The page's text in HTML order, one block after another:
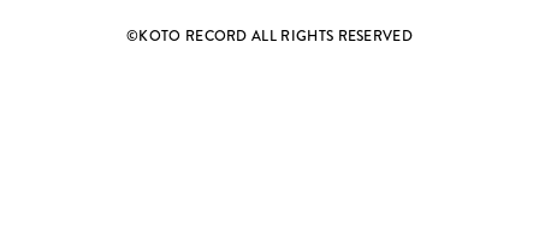
©KOTO RECORD ALL RIGHTS RESERVED